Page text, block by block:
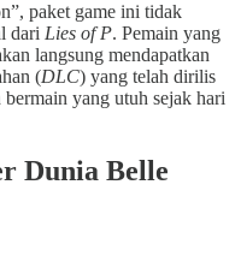
paket game ini tidak
dari Lies of P. Pemain yang
langsung mendapatkan
(DLC) yang telah dirilis
yang utuh sejak hari
Dunia Belle